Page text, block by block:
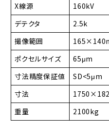
X線源
160kV
デテクタ
2.5k
撮像範囲
ポクセルサイズ
65μm
寸法精度保証値
SD<5μm
寸法
重量
2100kg